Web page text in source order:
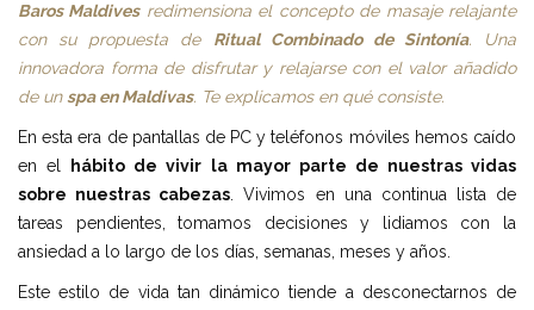
Baros Maldivesredimensiona el concepto de masaje relajante
con su propuesta de Ritual Combinado de Sintonía. Una
innovadora forma de disfrutar y relajarse con el valor añadido
de unspa en Maldivas. Te explicamos en qué consiste.
En esta era de pantallas de PC y teléfonos móviles hemos caído
en el
hábito de vivir la mayor parte de nuestras vidas
sobre nuestras cabezas . Vivimos en una continua lista de
tareas pendientes, tomamos decisiones y lidiamos con la
ansiedad a lo largo de los días, semanas, meses y años.
Este estilo de vida tan dinámico tiende a desconectarnos de